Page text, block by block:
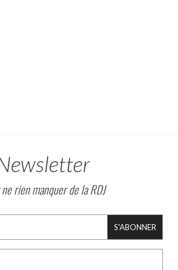
rien manquer de la RDJ
S'ABONNER